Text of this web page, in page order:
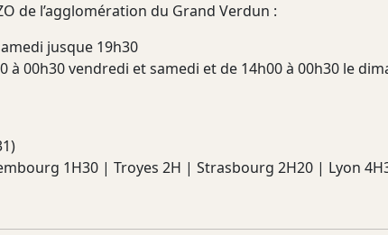
de l’agglomération du Grand Verdun :
jusque 19h30
00h30 vendredi et samedi et de 14h00 à 00h30 le
1H30 | Troyes 2H | Strasbourg 2H20 | Lyon